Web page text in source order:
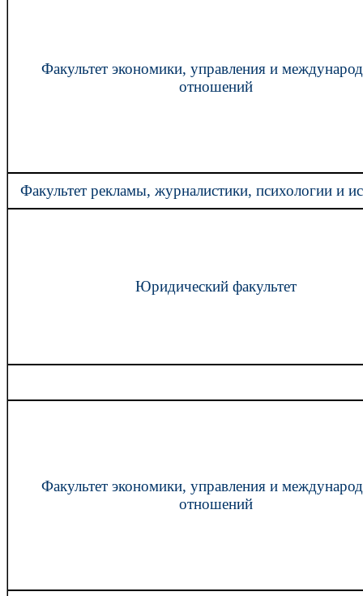
Факультет экономики, управления и
отношений
Факультет рекламы, журналистики, психологии и
Юридический факультет
Факультет экономики, управления и
отношений